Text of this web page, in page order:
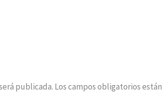
publicada. Los campos obligatorios están